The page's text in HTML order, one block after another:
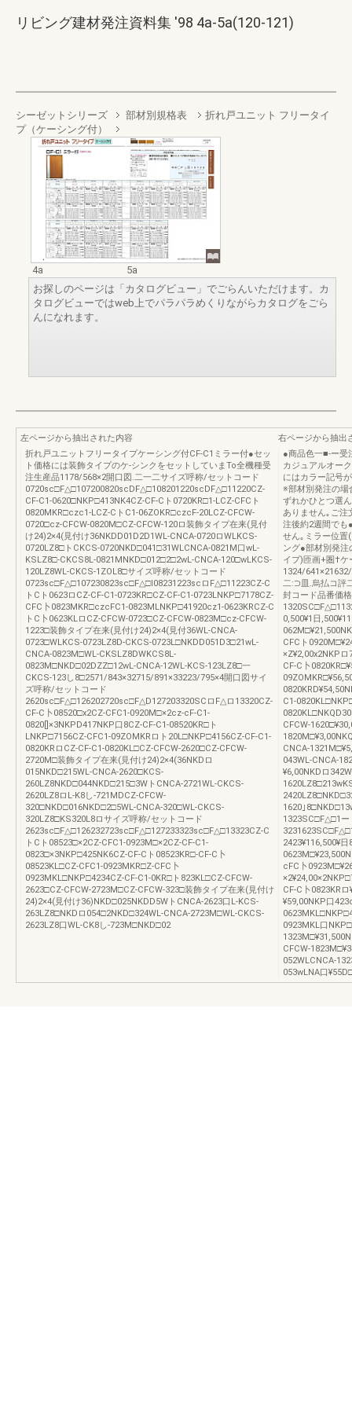
リビング建材発注資料集 '98 4a-5a(120-121)
シーゼットシリーズ 部材別規格表
折れ戸ユニット フリータイ
プ（ケーシング付）
4a
5a
お探しのページは「カタログビュー」でごらんいただけます。カ
タログビューではweb上でパラパラめくりながらカタログをごら
んになれます。
左ページから抽出された内容
折れ戸ユニットフリータイプケーシング付CF-C1ミラー付●セッ
ト価格には装飾タイプのケ-シンクをセットしていまTo全機種受
注生産品1178/568×2開口図.二一二サイズ呼称/セットコード
0720sc□F△□107200820scDF△□108201220scDF△□11220CZ-
CF-C1-0620□NKP□413NK4CZ-CF-Cト0720KR□1-LCZ-CFCト
0820MKR□czc1-LCZ-CトC1-06ZOKR□czcF-20LCZ-CFCW-
0720□cz-CFCW-0820M□CZ-CFCW-120ロ装飾タイプ在来(見付
け24)2×4(見付け36NKDD01D2D1WL-CNCA-0720ロWLKCS-
0720LZ8□トCKCS-0720NKD□041□31WLCNCA-0821M口wL-
KSLZ8□-CKCS8L-0821MNKD□012□2□2wL-CNCA-120□wLKCS-
120LZ8WL-CKCS-1ZOL8□サイズ呼称/セットコード
0723sc□F△□107230823sc□F△□I08231223scロF△□11223CZ-C
トCト0623ロCZ-CF-C1-0723KR□CZ-CF-C1-0723LNKP□7178CZ-
CFC卜0823MKR□czcFC1-0823MLNKP□41920cz1-0623KRCZ-C
トC卜0623KLロCZ-CFCW-0723□CZ-CFCW-0823M□cz-CFCW-
1223□装飾タイプ在来(見付け24)2×4(見付36WL-CNCA-
0723□WLKCS-0723LZ8D-CKCS-0723L□NKDD051D3□21wL-
CNCA-0823M□WL-CKSLZ8DWKCS8L-
0823M□NKD□02DZZ□12wL-CNCA-12WL-KCS-123LZ8□一
CKCS-123し8□2571/843×32715/891×33223/795×4開口図サイ
ズ呼称/セットコード
2620sc□F△□126202720sc□F△D127203320SCロF△ロ13320CZ-
CF-C卜08520□x2CZ-CFC1-0920M□×2cz-cF-C1-
0820[]×3NKPD417NKP口8CZ-CF-C1-08520KR□ト
LNKP□7156CZ-CFC1-09ZOMKRロト20L□NKP□4156CZ-CF-C1-
0820KRロCZ-CF-C1-0820KL□CZ-CFCW-2620□CZ-CFCW-
2720M□装飾タイプ在来(見付け24)2×4(36NKDロ
015NKD□215WL-CNCA-2620□KCS-
260LZ8NKD□044NKD□215□3WトCNCA-2721WL-CKCS-
2620LZ8ロL-K8し-721MDCZ-CFCW-
320□NKD□016NKD□2□5WL-CNCA-320□WL-CKCS-
320LZ8□KS320L8ロサイズ呼称/セットコード
2623sc□F△□126232723sc□F△□127233323sc□F△□13323CZ-C
トCト08523□×2CZ-CFC1-0923M□×2CZ-CF-C1-
0823□×3NKP□425NK6CZ-CF-Cト08523KR□-CF-C卜
08523KL□CZ-CFC1-0923MKR□Z-CFC卜
0923MKL□NKP□4234CZ-CF-C1-0KR□ト823KL□CZ-CFCW-
2623□CZ-CFCW-2723M□CZ-CFCW-323□装飾タイプ在来(見付け
24)2×4(見付け36)NKD□025NKDD5WトCNCA-2623口L-KCS-
263LZ8□NKDロ054□2NKD□324WL-CNCA-2723M□WL-CKCS-
2623LZ8口WL-CK8し-723M□NKD□02
右ページから抽出
●商品色一■-ー受
カジュアルオー
にはカラー記号
※部材別発注の場
ずれかひとつ選
ありません｡ご注
注後約2週間でも
せん｡ミラー位
ング●部材別発
イプ)匝画+圏†ケ
1324/
二:⊃皿.烏払コ評
封コード品番価
0,500¥1日
CFCト
×Z¥2,00x2NKPロ
CF-C卜
C1-
CFCW-
CNCA-
043WL-CNCA-
¥6,00NKDロ
1620｣
1323SC□F△□1ー
2423¥116,500¥
cFC卜
CF-C卜0823KR
¥59,00NKP口
0923MKL口
CFCW-
052WLCNCA-
053wLNA口